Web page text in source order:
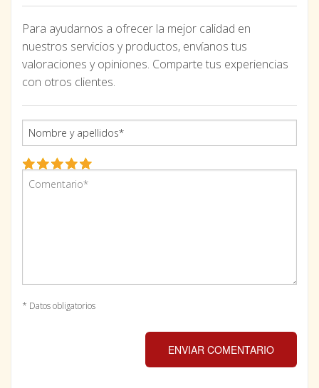
Para ayudarnos a ofrecer la mejor calidad en
nuestros servicios y productos, envíanos tus
valoraciones y opiniones. Comparte tus experiencias
con otros clientes.
* Datos obligatorios
ENVIAR COMENTARIO